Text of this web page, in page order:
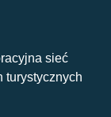
sieć
turystycznych